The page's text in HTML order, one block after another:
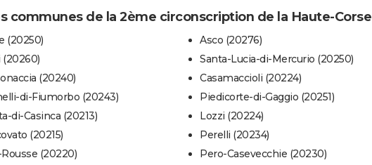
communes de la 2ème circonscription de la Haute-Corse
(20250)
(20260)
(20240)
di-Fiumorbo (20243)
di-Casinca (20213)
(20215)
(20220)
Asco (20276)
Santa-Lucia-di-Mercurio (20250)
Casamaccioli (20224)
Piedicorte-di-Gaggio (20251)
Lozzi (20224)
Perelli (20234)
Pero-Casevecchie (20230)